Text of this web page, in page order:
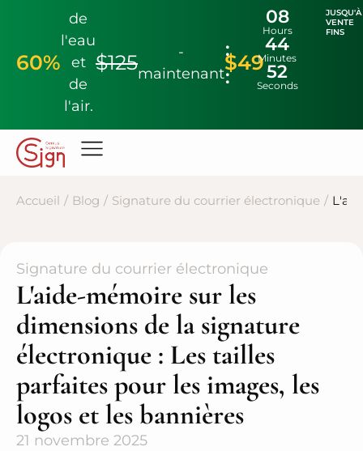
60%
de
l'eau
et
de
l'air.
$125
-
maintenant$49
08
Hours
44
Minutes
51
Seconds
JUSQU'À
VENTE
FINS
Accueil / Blog / Signature du courrier électronique /
Signature du courrier électronique
L'aide-mémoire sur les
dimensions de la signature
électronique : Les tailles
parfaites pour les images, les
logos et les bannières
21 novembre 2025